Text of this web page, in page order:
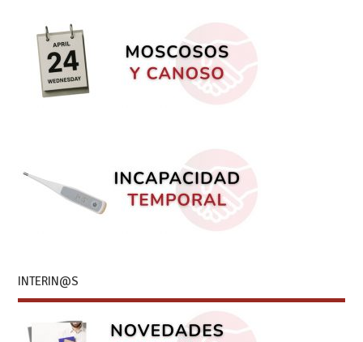
INTERIN@S